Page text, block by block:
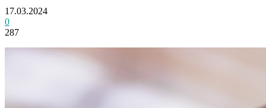
17.03.2024
0
287